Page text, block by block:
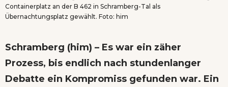
Containerplatz an der B 462 in Schramberg-Tal als
Übernachtungsplatz gewählt. Foto: him
Schramberg (him) – Es war ein zäher
Prozess, bis endlich nach stundenlanger
Debatte ein Kompromiss gefunden war. Ein